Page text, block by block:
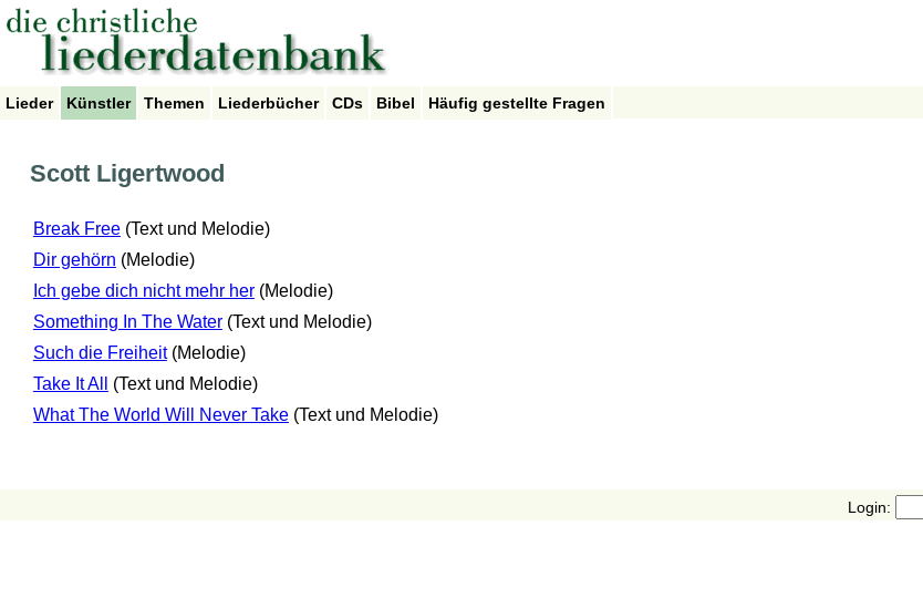
Lieder Künstler Themen Liederbücher CDs Bibel Häufig gestellte Fragen
Scott Ligertwood
Break Free (Text und Melodie)
Dir gehörn (Melodie)
Ich gebe dich nicht mehr her (Melodie)
Something In The Water (Text und Melodie)
Such die Freiheit (Melodie)
Take It All
(Text und Melodie)
What The World Will Never Take (Text und Melodie)
Login: